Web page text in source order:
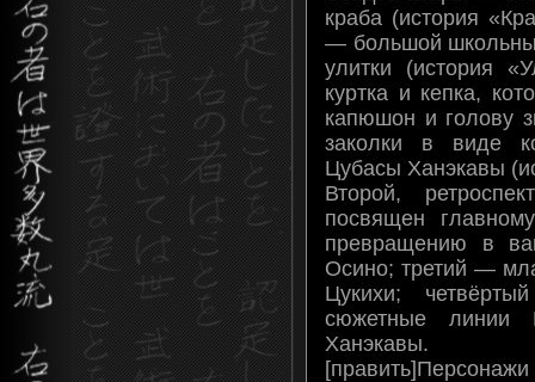
краба (история
— большой
улитки (история
куртка и кепка,
капюшон и голову
заколки в виде
Цубасы Ханэкавы
Второй,
посвящен
превращению в
Осино; третий —
Цукихи;
сюжетные линии
Ханэкавы.
[править]Персонажи